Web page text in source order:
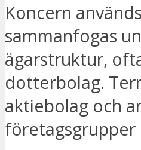
Koncern
sammanfogas
ägarstruktur,
dotterbolag.
aktiebolag och
företagsgrupper